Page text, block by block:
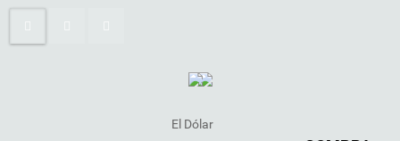
El Dólar